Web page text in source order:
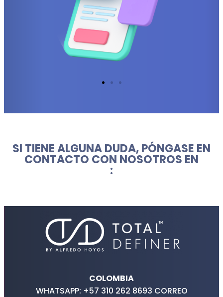
SI TIENE ALGUNA DUDA, PÓNGASE EN
CONTACTO CON NOSOTROS EN
:
COLOMBIA
WHATSAPP: +57 310 262 8693 CORREO